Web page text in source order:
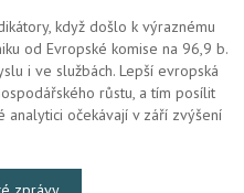
když došlo k výraznému
od Evropské komise na 96,9 b.
i ve službách. Lepší evropská
růstu, a tím posílit
analytici očekávají v září zvýšení